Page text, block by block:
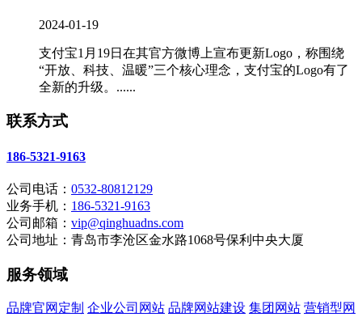
2024-01-19
支付宝1月19日在其官方微博上宣布更新Logo，称围绕
“开放、科技、温暖”三个核心理念，支付宝的Logo有了
全新的升级。......
联系方式
186-5321-9163
公司电话： 0532-80812129
业务手机： 186-5321-9163
公司邮箱： vip@qinghuadns.com
公司地址：青岛市李沧区金水路1068号保利中央大厦
服务领域
品牌官网定制 企业公司网站 品牌网站建设 集团网站 营销型网